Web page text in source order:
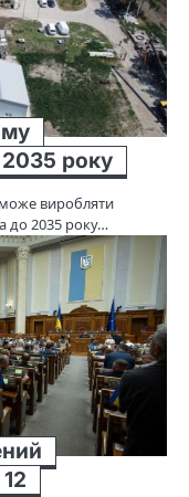
2035 року
виробляти
до 2035 року…